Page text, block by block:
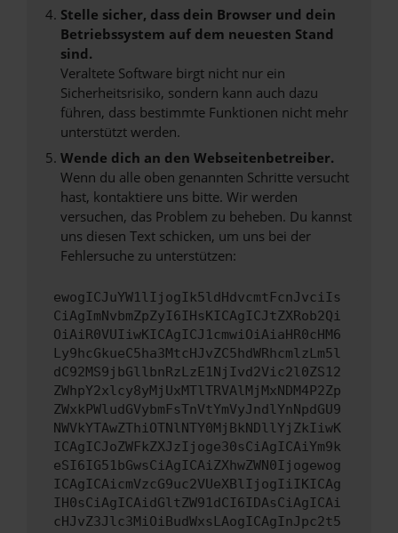
Stelle sicher, dass dein Browser und dein
Betriebssystem auf dem neuesten Stand
sind.
Veraltete Software birgt nicht nur ein
Sicherheitsrisiko, sondern kann auch dazu
führen, dass bestimmte Funktionen nicht mehr
unterstützt werden.
Wende dich an den Webseitenbetreiber.
Wenn du alle oben genannten Schritte versucht
hast, kontaktiere uns bitte. Wir werden
versuchen, das Problem zu beheben. Du kannst
uns diesen Text schicken, um uns bei der
Fehlersuche zu unterstützen:
ewogICJuYW1lIjogIk5ldHdvcmtFcnJvciIs
CiAgImNvbmZpZyI6IHsKICAgICJtZXRob2Qi
OiAiR0VUIiwKICAgICJ1cmwiOiAiaHR0cHM6
Ly9hcGkueC5ha3MtcHJvZC5hdWRhcmlzLm5l
dC92MS9jbGllbnRzLzE1NjIvd2Vic2l0ZS12
ZWhpY2xlcy8yMjUxMTlTRVAlMjMxNDM4P2Zp
ZWxkPWludGVybmFsTnVtYmVyJndlYnNpdGU9
NWVkYTAwZThiOTNlNTY0MjBkNDllYjZkIiwK
ICAgICJoZWFkZXJzIjoge30sCiAgICAiYm9k
eSI6IG51bGwsCiAgICAiZXhwZWN0Ijogewog
ICAgICAicmVzcG9uc2VUeXBlIjogIiIKICAg
IH0sCiAgICAidGltZW91dCI6IDAsCiAgICAi
cHJvZ3Jlc3MiOiBudWxsLAogICAgInJpc2t5